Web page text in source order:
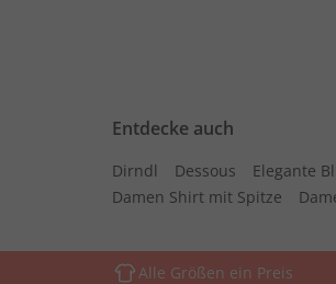
Entdecke auch
Dirndl Dessous Elegante
Damen Shirt mit Spitze
Alle Größen ein Preis